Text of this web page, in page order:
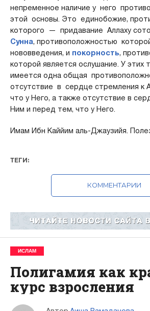
непременное наличие у него
этой основы. Это единобожие,
которого — придавание Аллаху
Сунна, противоположностью
нововведения, и покорность,
которой является ослушание. У этих
имеется одна общая
отсутствие в сердце стремления к
что у Него, а также отсутствие в
Ним и перед тем, что у Него.
Имам Ибн Каййим аль-Джаузийя.
ТЕГИ:
КОММЕНТАРИИ
ИСЛАМ
Полигамия как
курс взросления